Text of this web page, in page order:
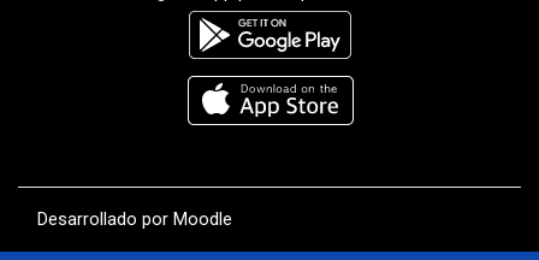
Desarrollado por Moodle